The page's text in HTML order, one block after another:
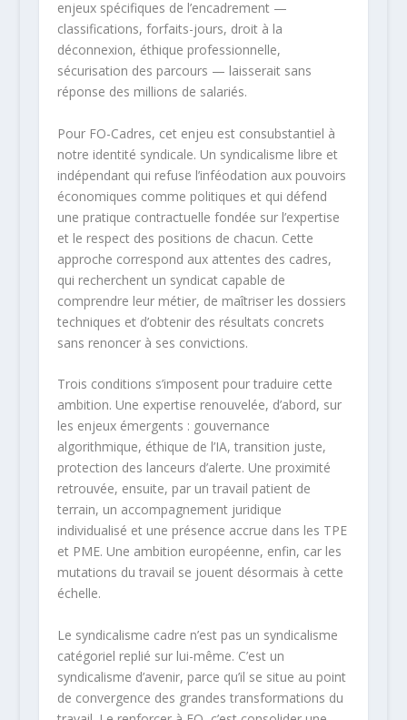
enjeux spécifiques de l’encadrement —
classifications, forfaits-jours, droit à la
déconnexion, éthique professionnelle,
sécurisation des parcours — laisserait sans
réponse des millions de salariés.
Pour FO-Cadres, cet enjeu est consubstantiel à
notre identité syndicale. Un syndicalisme libre et
indépendant qui refuse l’inféodation aux pouvoirs
économiques comme politiques et qui défend
une pratique contractuelle fondée sur l’expertise
et le respect des positions de chacun. Cette
approche correspond aux attentes des cadres,
qui recherchent un syndicat capable de
comprendre leur métier, de maîtriser les dossiers
techniques et d’obtenir des résultats concrets
sans renoncer à ses convictions.
Trois conditions s’imposent pour traduire cette
ambition. Une expertise renouvelée, d’abord, sur
les enjeux émergents : gouvernance
algorithmique, éthique de l’IA, transition juste,
protection des lanceurs d’alerte. Une proximité
retrouvée, ensuite, par un travail patient de
terrain, un accompagnement juridique
individualisé et une présence accrue dans les TPE
et PME. Une ambition européenne, enfin, car les
mutations du travail se jouent désormais à cette
échelle.
Le syndicalisme cadre n’est pas un syndicalisme
catégoriel replié sur lui-même. C’est un
syndicalisme d’avenir, parce qu’il se situe au point
de convergence des grandes transformations du